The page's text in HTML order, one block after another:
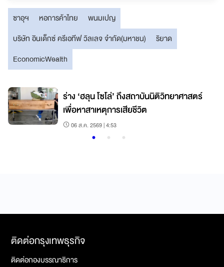
ซาอุฯ หอการค้าไทย
พนมเปญ
บริษัท อินเด็กซ์ ครีเอทีฟ วิลเลจ จำกัด(มหาชน)
ริยาด
EconomicWealth
ร่าง ‘ฮลุน โซโล่’ ถึงสถาบันนิติวิทยาศาสตร์
เพื่อหาสาเหตุการเสียชีวิต
06 ส.ค. 2569 | 4:53
ติดต่อกรุงเทพธุรกิจ
ติดต่อกองบรรณาธิการ